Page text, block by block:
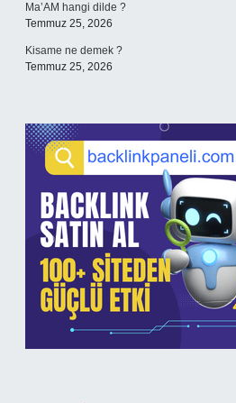
Ma’AM hangi dilde ?
Temmuz 25, 2026
Kisame ne demek ?
Temmuz 25, 2026